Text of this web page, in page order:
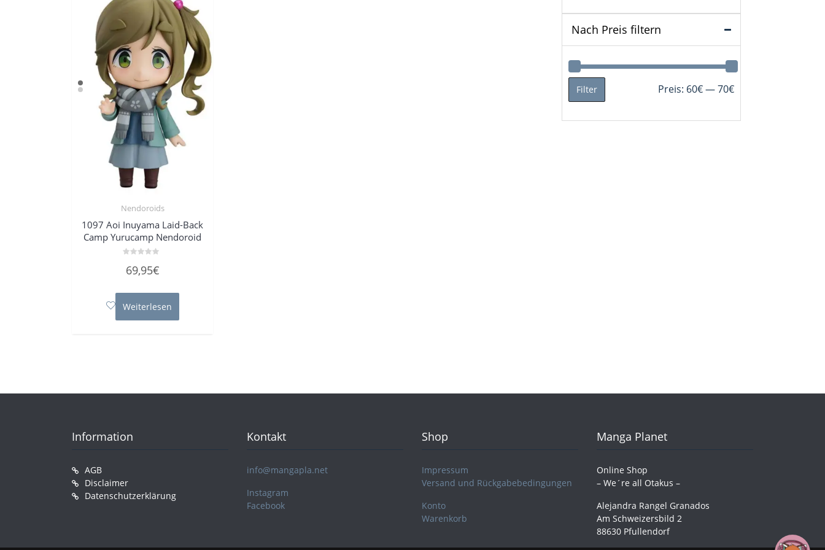
Nendoroids
1097 Aoi Inuyama Laid-Back
Camp Yurucamp Nendoroid
mit
5
69,95€
Weiterlesen
Nach Preis filtern
Min.
Max.
Filter Preis: 60€—70€
Information
AGB
Disclaimer
Datenschutzerklärung
Kontakt
info@mangapla.net
Instagram
Facebook
Shop
Impressum
Versand und Rückgabebedingungen
Konto
Warenkorb
Manga Planet
Online Shop
– We´re all Otakus –
Alejandra Rangel Granados
Am Schweizersbild 2
88630 Pfullendorf